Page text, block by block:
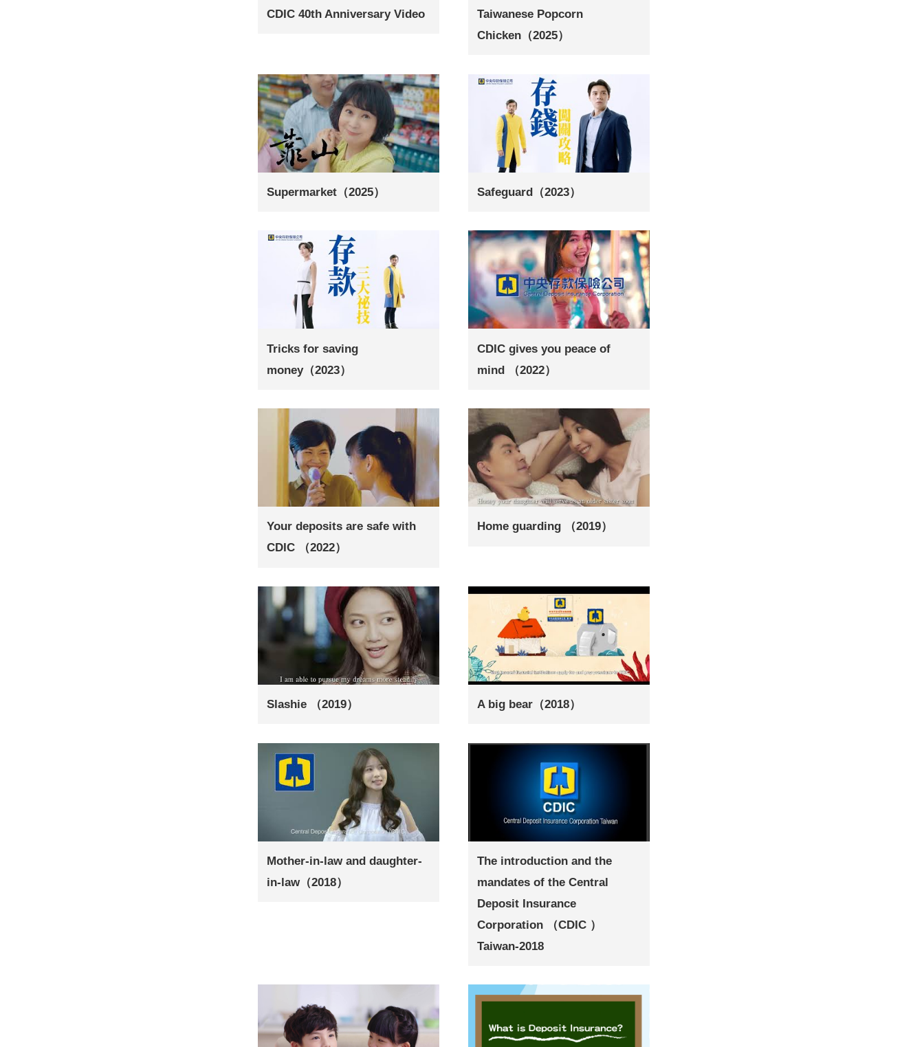
CDIC 40th Anniversary Video
Taiwanese Popcorn
Chicken（2025）
Supermarket（2025） Safeguard（2023）
Tricks for saving
money（2023）
CDIC gives you peace of
mind （2022）
Your deposits are safe with
CDIC （2022）
Home guarding （2019）
Slashie （2019） A big bear（2018）
Mother-in-law and daughter-
in-law（2018）
The introduction and the
mandates of the Central
Deposit Insurance
Corporation （CDIC ）
Taiwan-2018